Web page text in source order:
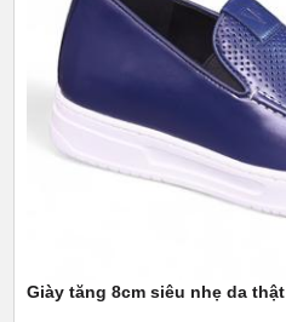
Giày tăng 8cm siêu nhẹ da thật